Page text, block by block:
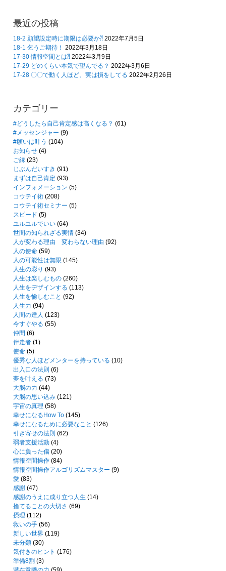
最近の投稿
18-2 願望設定時に期限は必要か⁈ 2022年7月5日
18-1 乞うご期待！ 2022年3月18日
17-30 情報空間とは⁈ 2022年3月9日
17-29 どのくらい本気で望んでる？ 2022年3月6日
17-28 〇〇で動く人ほど、実は損をしてる 2022年2月26日
カテゴリー
#どうしたら自己肯定感は高くなる？ (61)
#メッセンジャー (9)
#願いは叶う (104)
お知らせ (4)
ご縁 (23)
じぶんだいすき (91)
まずは自己肯定 (93)
インフォメーション (5)
コウテイ術 (208)
コウテイ術セミナー (5)
スピード (5)
ユルユルでいい (64)
世間の知られざる実情 (34)
人が変わる理由 変わらない理由 (92)
人の使命 (59)
人の可能性は無限 (145)
人生の彩り (93)
人生は楽しむもの (260)
人生をデザインする (113)
人生を愉しむこと (92)
人生力 (94)
人間の達人 (123)
今すぐやる (55)
仲間 (6)
伴走者 (1)
使命 (5)
優秀な人ほどメンターを持っている (10)
出入口の法則 (6)
夢を叶える (73)
大脳の力 (44)
大脳の思い込み (121)
宇宙の真理 (58)
幸せになるHow To (145)
幸せになるために必要なこと (126)
引き寄せの法則 (62)
弱者支援活動 (4)
心に負った傷 (20)
情報空間操作 (84)
情報空間操作アルゴリズムマスター (9)
愛 (83)
感謝 (47)
感謝のうえに成り立つ人生 (14)
捨てることの大切さ (69)
摂理 (112)
救いの手 (56)
新しい世界 (119)
未分類 (30)
気付きのヒント (176)
準備8割 (3)